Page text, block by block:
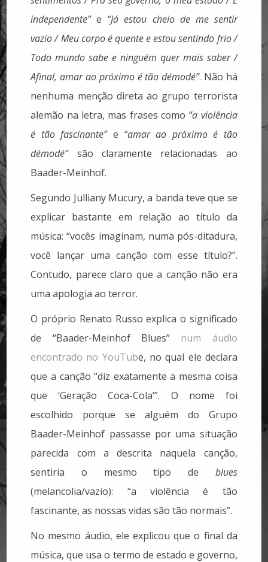
independente”e “Já estou cheio de me sentir
vazio / Meu corpo é quente e estou sentindo frio /
Todo mundo sabe e ninguém quer mais saber /
Afinal, amar ao próximo é tão démodé”. Não há
nenhuma menção direta ao grupo terrorista
alemão na letra, mas frases como “a violência
é tão fascinante” e “amar ao próximo é tão
démodé”são claramente relacionadas ao
Baader-Meinhof.
Segundo Julliany Mucury, a banda teve que se
explicar bastante em relação ao título da
música: “vocês imaginam, numa pós-ditadura,
você lançar uma canção com esse título?”.
Contudo, parece claro que a canção não era
uma apologia ao terror.
O próprio Renato Russo explica o significado
de “Baader-Meinhof Blues” num áudio
encontrado no YouTube, no qual ele declara
que a canção “diz exatamente a mesma coisa
que ‘Geração Coca-Cola’”. O nome foi
escolhido porque se alguém do Grupo
Baader-Meinhof passasse por uma situação
parecida com a descrita naquela canção,
sentiria o mesmo tipo de blues
(melancolia/vazio): “a violência é tão
fascinante, as nossas vidas são tão normais”.
No mesmo áudio, ele explicou que o final da
música, que usa o termo de estado e governo,